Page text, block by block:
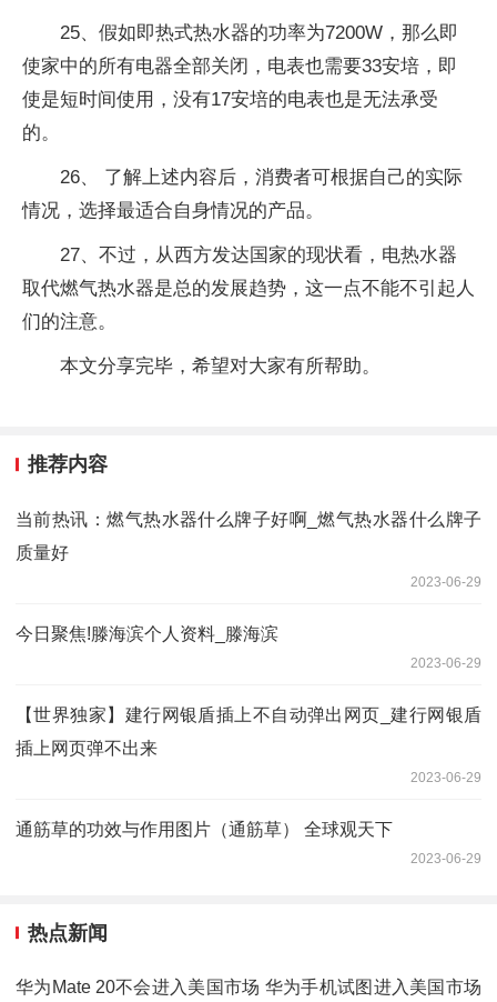
25、假如即热式热水器的功率为7200W，那么即
使家中的所有电器全部关闭，电表也需要33安培，即
使是短时间使用，没有17安培的电表也是无法承受
的。
26、 了解上述内容后，消费者可根据自己的实际
情况，选择最适合自身情况的产品。
27、不过，从西方发达国家的现状看，电热水器
取代燃气热水器是总的发展趋势，这一点不能不引起人
们的注意。
本文分享完毕，希望对大家有所帮助。
推荐内容
当前热讯：燃气热水器什么牌子好啊_燃气热水器什么牌子
质量好
2023-06-29
今日聚焦!滕海滨个人资料_滕海滨
2023-06-29
【世界独家】建行网银盾插上不自动弹出网页_建行网银盾
插上网页弹不出来
2023-06-29
通筋草的功效与作用图片（通筋草） 全球观天下
2023-06-29
热点新闻
华为Mate 20不会进入美国市场 华为手机试图进入美国市场